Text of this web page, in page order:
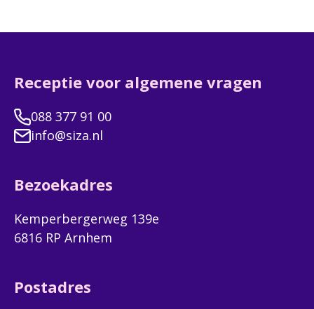
Receptie voor algemene vragen
088 377 91 00
info@siza.nl
Bezoekadres
Kemperbergerweg 139e
6816 RP Arnhem
Postadres